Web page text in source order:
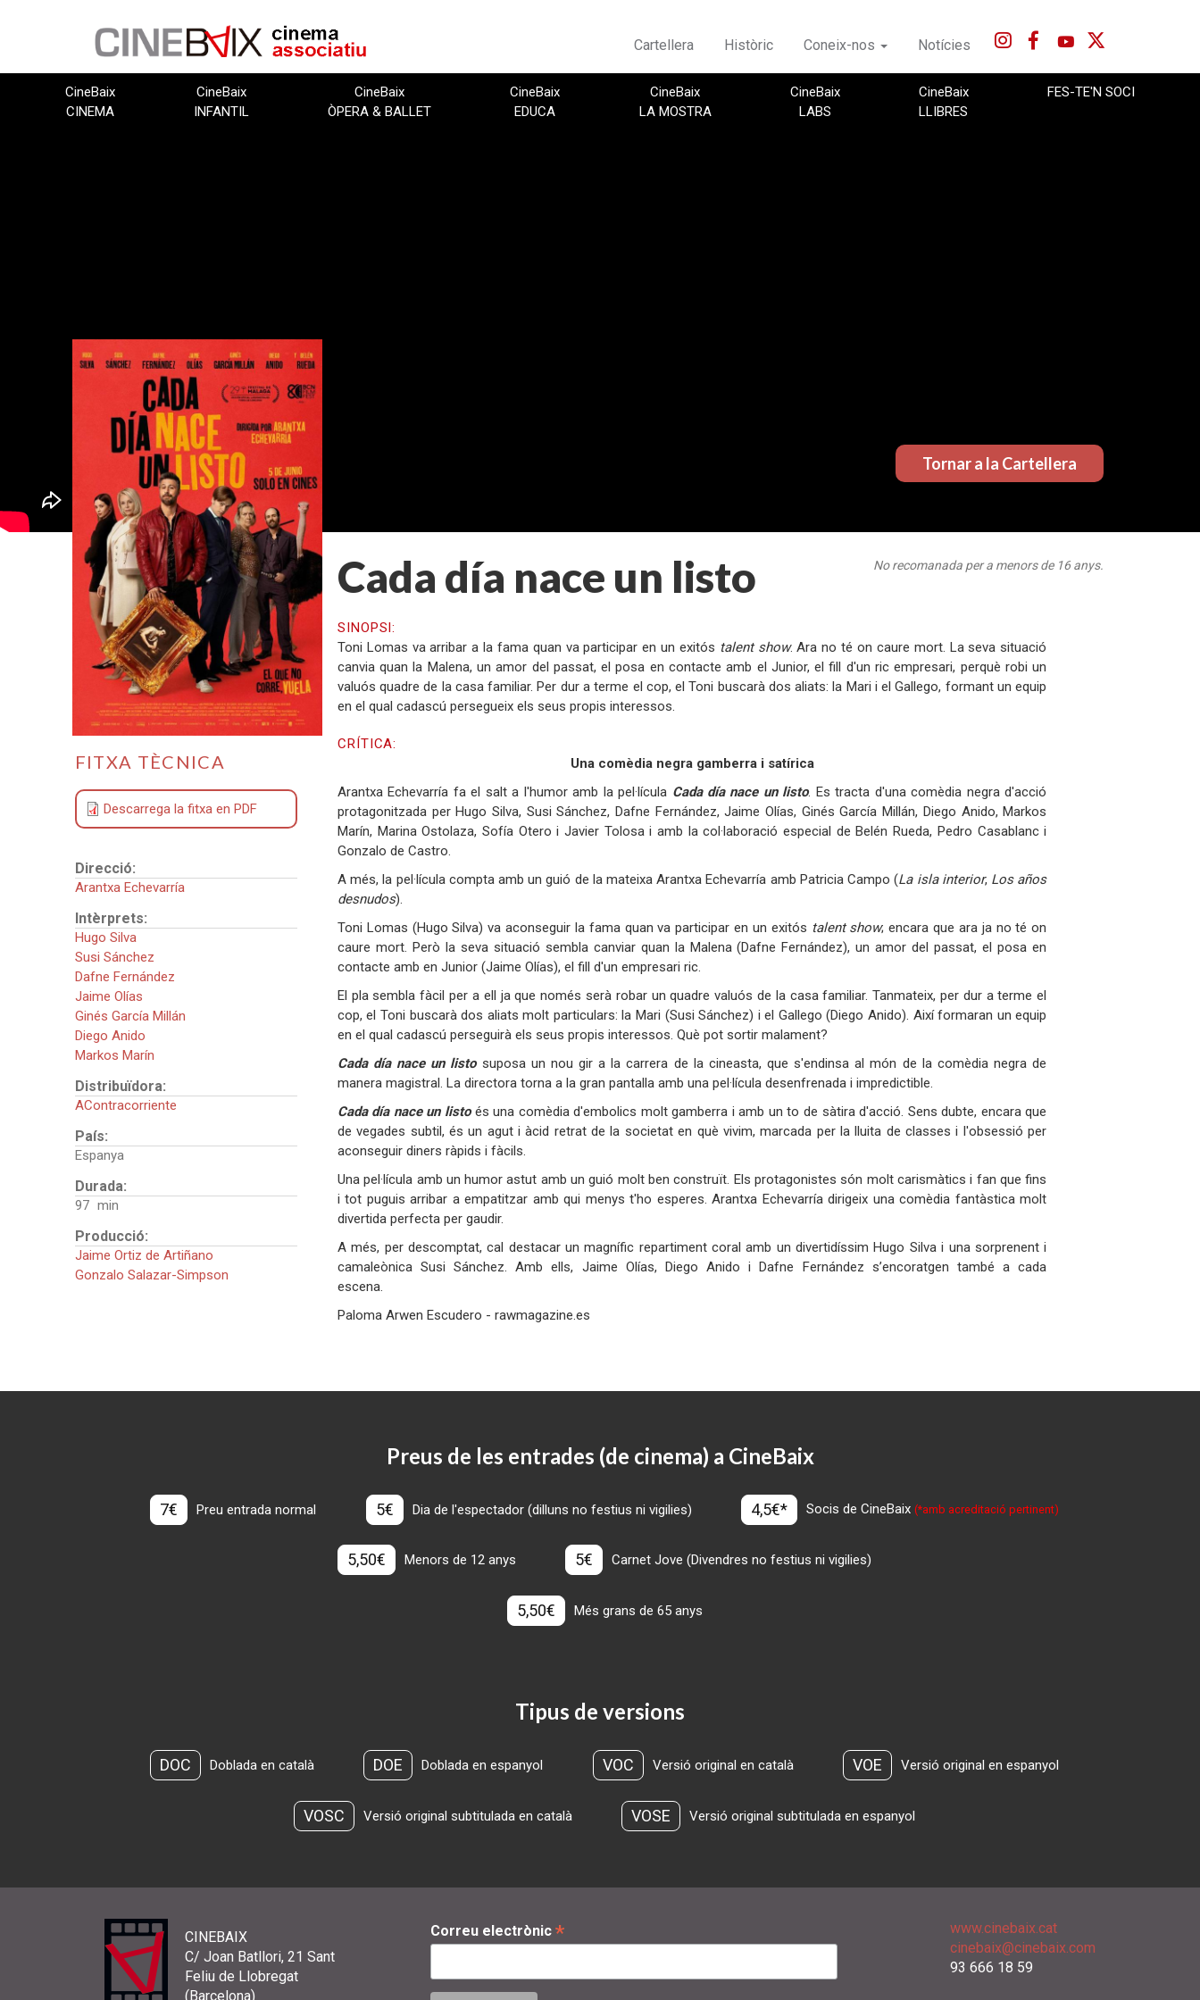
Cartellera Històric Coneix-nos Notícies
CineBaix
CINEMA
CineBaix
INFANTIL
CineBaix
ÒPERA & BALLET
CineBaix
EDUCA
CineBaix
LA MOSTRA
CineBaix
LABS
CineBaix
LLIBRES
FES-TE'N SOCI
Cada día nace un listo
Tornar a la Cartellera
No recomanada per a menors de 16 anys.
FITXA TÈCNICA
Descarrega la fitxa en PDF
Direcció:
Arantxa Echevarría
Intèrprets:
Hugo Silva
Susi Sánchez
Dafne Fernández
Jaime Olías
Ginés García Millán
Diego Anido
Markos Marín
Distribuïdora:
AContracorriente
País:
Espanya
Durada:
97
Producció:
Jaime Ortiz de Artiñano
Gonzalo Salazar-Simpson
SINOPSI:
Toni Lomas va arribar a la fama quan va participar en un exitós talent show. Ara no té on caure mort. La seva situació
canvia quan la Malena, un amor del passat, el posa en contacte amb el Junior, el fill d'un ric empresari, perquè robi un
valuós quadre de la casa familiar. Per dur a terme el cop, el Toni buscarà dos aliats: la Mari i el Gallego, formant un equip
en el qual cadascú persegueix els seus propis interessos.
CRÍTICA:
Una comèdia negra gamberra i satírica
Arantxa Echevarría fa el salt a l'humor amb la pel·lícula Cada día nace un listo. Es tracta d'una comèdia negra d'acció
protagonitzada per Hugo Silva, Susi Sánchez, Dafne Fernández, Jaime Olías, Ginés García Millán, Diego Anido, Markos
Marín, Marina Ostolaza, Sofía Otero i Javier Tolosa i amb la col·laboració especial de Belén Rueda, Pedro Casablanc i
Gonzalo de Castro.
A més, la pel·lícula compta amb un guió de la mateixa Arantxa Echevarría amb Patricia Campo (La isla interior, Los años
desnudos).
Toni Lomas (Hugo Silva) va aconseguir la fama quan va participar en un exitós talent show; encara que ara ja no té on
caure mort. Però la seva situació sembla canviar quan la Malena (Dafne Fernández), un amor del passat, el posa en
contacte amb en Junior (Jaime Olías), el fill d'un empresari ric.
El pla sembla fàcil per a ell ja que només serà robar un quadre valuós de la casa familiar. Tanmateix, per dur a terme el
cop, el Toni buscarà dos aliats molt particulars: la Mari (Susi Sánchez) i el Gallego (Diego Anido). Així formaran un equip
en el qual cadascú perseguirà els seus propis interessos. Què pot sortir malament?
Cada día nace un listosuposa un nou gir a la carrera de la cineasta, que s'endinsa al món de la comèdia negra de
manera magistral. La directora torna a la gran pantalla amb una pel·lícula desenfrenada i impredictible.
Cada día nace un listoés una comèdia d'embolics molt gamberra i amb un to de sàtira d'acció. Sens dubte, encara que
de vegades subtil, és un agut i àcid retrat de la societat en què vivim, marcada per la lluita de classes i l'obsessió per
aconseguir diners ràpids i fàcils.
Una pel·lícula amb un humor astut amb un guió molt ben construït. Els protagonistes són molt carismàtics i fan que fins
i tot puguis arribar a empatitzar amb qui menys t'ho esperes. Arantxa Echevarría dirigeix ​​una comèdia fantàstica molt
divertida perfecta per gaudir.
A més, per descomptat, cal destacar un magnífic repartiment coral amb un divertidíssim Hugo Silva i una sorprenent i
camaleònica Susi Sánchez. Amb ells, Jaime Olías, Diego Anido i Dafne Fernández s’encoratgen també a cada
escena.
Paloma Arwen Escudero - rawmagazine.es
Preus de les entrades (de cinema) a CineBaix
7€ Preu entrada normal 5€ Dia de l'espectador (dilluns no festius ni vigilies) 4,5€* Socis de CineBaix(*amb acreditació pertinent)
5,50€ Menors de 12 anys 5€ Carnet Jove (Divendres no festius ni vigilies)
5,50€ Més grans de 65 anys
Tipus de versions
DOC Doblada en català DOE Doblada en espanyol VOC Versió original en català VOE Versió original en espanyol
VOSC Versió original subtitulada en català VOSE Versió original subtitulada en espanyol
CINEBAIX
C/ Joan Batllori, 21 Sant
Feliu de Llobregat
(Barcelona)
Correu electrònic *
www.cinebaix.cat
cinebaix@cinebaix.com
93 666 18 59